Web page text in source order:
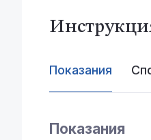
Показания
Показания